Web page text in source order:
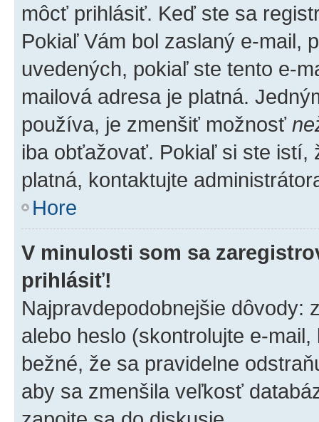
môcť prihlásiť. Keď ste sa
Pokiaľ Vám bol zaslaný e-mail,
uvedených, pokiaľ ste tento e-
mailová adresa je platná.
používa, je zmenšiť možnosť
iba obťažovať. Pokiaľ si ste istí,
platná, kontaktujte
Hore
V minulosti som sa
prihlásiť!
Najpravdepodobnejšie dôvody:
alebo heslo (skontrolujte e-
bežné, že sa pravidelne
aby sa zmenšila veľkosť